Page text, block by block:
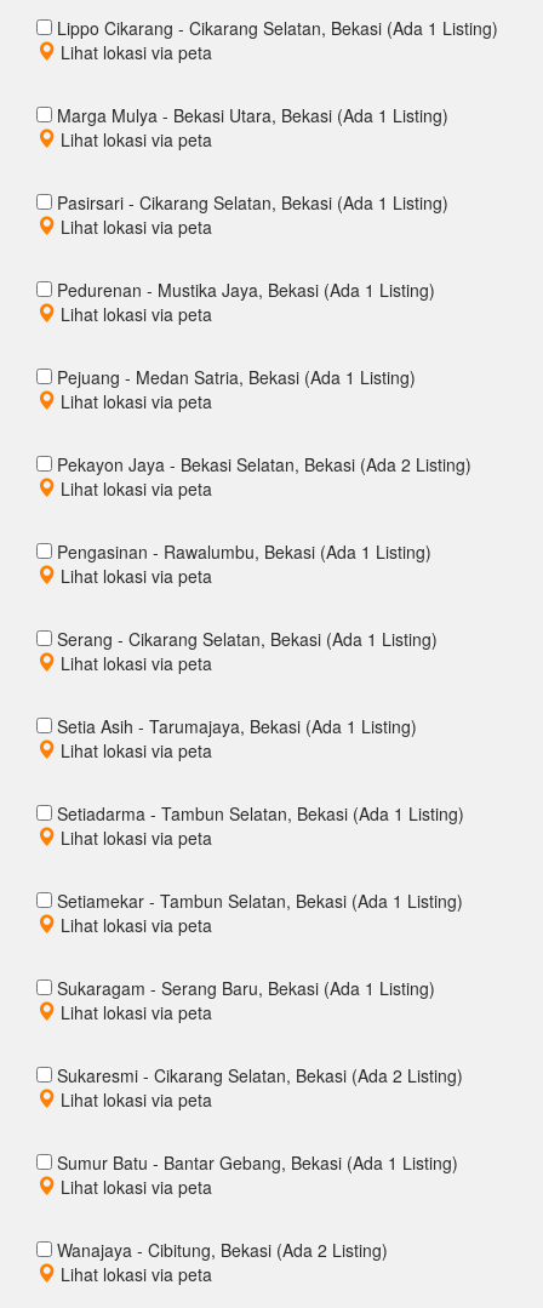
Lippo Cikarang - Cikarang Selatan, Bekasi (Ada 1 Listing)
Lihat lokasi via peta
Marga Mulya - Bekasi Utara, Bekasi (Ada 1 Listing)
Lihat lokasi via peta
Pasirsari - Cikarang Selatan, Bekasi (Ada 1 Listing)
Lihat lokasi via peta
Pedurenan - Mustika Jaya, Bekasi (Ada 1 Listing)
Lihat lokasi via peta
Pejuang - Medan Satria, Bekasi (Ada 1 Listing)
Lihat lokasi via peta
Pekayon Jaya - Bekasi Selatan, Bekasi (Ada 2 Listing)
Lihat lokasi via peta
Pengasinan - Rawalumbu, Bekasi (Ada 1 Listing)
Lihat lokasi via peta
Serang - Cikarang Selatan, Bekasi (Ada 1 Listing)
Lihat lokasi via peta
Setia Asih - Tarumajaya, Bekasi (Ada 1 Listing)
Lihat lokasi via peta
Setiadarma - Tambun Selatan, Bekasi (Ada 1 Listing)
Lihat lokasi via peta
Setiamekar - Tambun Selatan, Bekasi (Ada 1 Listing)
Lihat lokasi via peta
Sukaragam - Serang Baru, Bekasi (Ada 1 Listing)
Lihat lokasi via peta
Sukaresmi - Cikarang Selatan, Bekasi (Ada 2 Listing)
Lihat lokasi via peta
Sumur Batu - Bantar Gebang, Bekasi (Ada 1 Listing)
Lihat lokasi via peta
Wanajaya - Cibitung, Bekasi (Ada 2 Listing)
Lihat lokasi via peta